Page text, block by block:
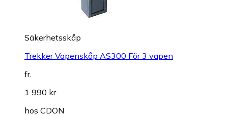
Säkerhetsskåp
Trekker Vapenskåp AS300 För 3 vapen
fr.
1 990 kr
hos CDON